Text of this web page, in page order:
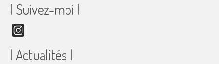
| Suivez-moi |
| Actualités |